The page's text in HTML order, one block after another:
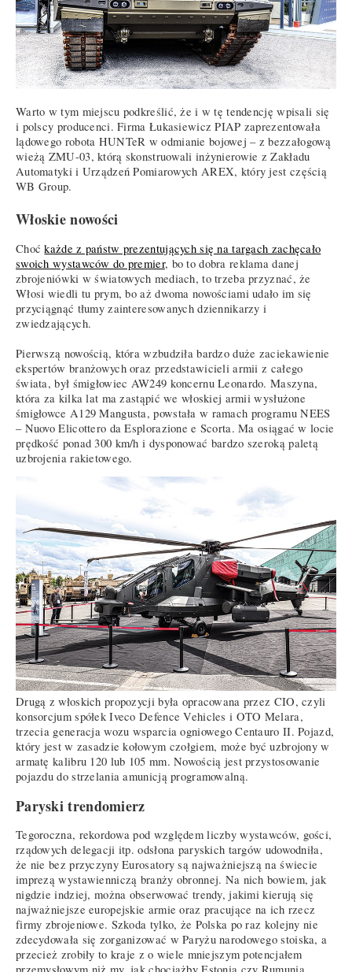
Warto w tym miejscu podkreślić, że i w tę tendencję wpisali się
i polscy producenci. Firma Łukasiewicz PIAP zaprezentowała
lądowego robota HUNTeR w odmianie bojowej – z bezzałogową
wieżą ZMU-03, którą skonstruowali inżynierowie z Zakładu
Automatyki i Urządzeń Pomiarowych AREX, który jest częścią
WB Group.
Włoskie nowości
Choćkażde z państw prezentujących się na targach zachęcało
swoich wystawców do premier, bo to dobra reklama danej
zbrojeniówki w światowych mediach, to trzeba przyznać, że
Włosi wiedli tu prym, bo aż dwoma nowościami udało im się
przyciągnąć tłumy zainteresowanych dziennikarzy i
zwiedzających.
Pierwszą nowością, która wzbudziła bardzo duże zaciekawienie
ekspertów branżowych oraz przedstawicieli armii z całego
świata, był śmigłowiec AW249 koncernu Leonardo. Maszyna,
która za kilka lat ma zastąpić we włoskiej armii wysłużone
śmigłowce A129 Mangusta, powstała w ramach programu NEES
– Nuovo Elicottero da Esplorazione e Scorta. Ma osiągać w locie
prędkość ponad 300 km/h i dysponować bardzo szeroką paletą
uzbrojenia rakietowego.
Drugą z włoskich propozycji była opracowana przez CIO, czyli
konsorcjum spółek Iveco Defence Vehicles i OTO Melara,
trzecia generacja wozu wsparcia ogniowego Centauro II. Pojazd,
który jest w zasadzie kołowym czołgiem, może być uzbrojony w
armatę kalibru 120 lub 105 mm. Nowością jest przystosowanie
pojazdu do strzelania amunicją programowalną.
Paryski trendomierz
Tegoroczna, rekordowa pod względem liczby wystawców, gości,
rządowych delegacji itp. odsłona paryskich targów udowodniła,
że nie bez przyczyny Eurosatory są najważniejszą na świecie
imprezą wystawienniczą branży obronnej. Na nich bowiem, jak
nigdzie indziej, można obserwować trendy, jakimi kierują się
najważniejsze europejskie armie oraz pracujące na ich rzecz
firmy zbrojeniowe. Szkoda tylko, że Polska po raz kolejny nie
zdecydowała się zorganizować w Paryżu narodowego stoiska, a
przecież zrobiły to kraje z o wiele mniejszym potencjałem